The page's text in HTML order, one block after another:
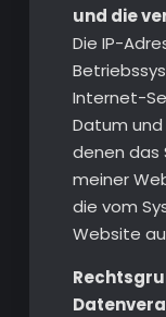
und die
Die IP-
Internet-
Datum und
denen das
meiner
die vom
Website